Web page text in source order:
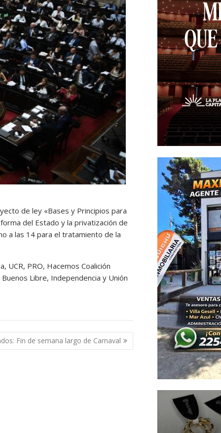
de ley «Bases y Principios para
del Estado y la privatización de
a las 14 para el tratamiento de la
UCR, PRO, Hacemos Coalición
Libre, Independencia y Unión
Fin de semana largo de Carnaval